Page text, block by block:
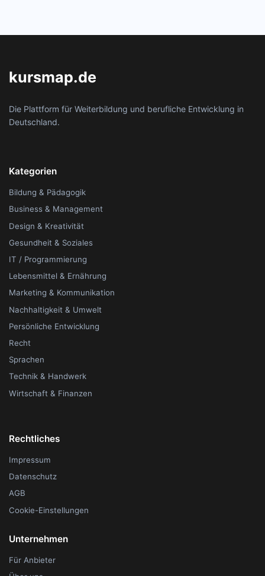
kursmap.de
Die Plattform für Weiterbildung und berufliche Entwicklung in
Deutschland.
Kategorien
Bildung & Pädagogik
Business & Management
Design & Kreativität
Gesundheit & Soziales
IT / Programmierung
Lebensmittel & Ernährung
Marketing & Kommunikation
Nachhaltigkeit & Umwelt
Persönliche Entwicklung
Recht
Sprachen
Technik & Handwerk
Wirtschaft & Finanzen
Rechtliches
Impressum
Datenschutz
AGB
Cookie-Einstellungen
Unternehmen
Für Anbieter